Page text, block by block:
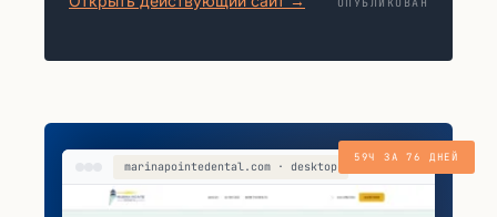
59Ч ЗА 76 ДНЕЙ
marinapointedental.com · desktop